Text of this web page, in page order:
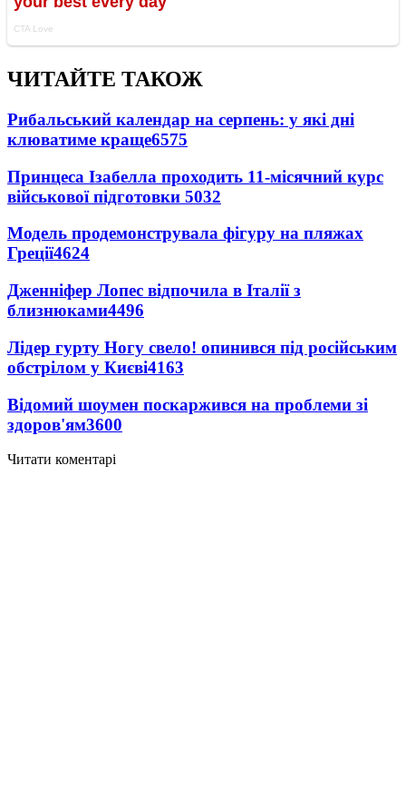
ЧИТАЙТЕ ТАКОЖ
Рибальський календар на серпень: у які дні
клюватиме краще6575
Принцеса Ізабелла проходить 11-місячний курс
військової підготовки 5032
Модель продемонструвала фігуру на пляжах
Греції4624
Дженніфер Лопес відпочила в Італії з
близнюками4496
Лідер гурту Ногу свело! опинився під російським
обстрілом у Києві4163
Відомий шоумен поскаржився на проблеми зі
здоров'ям3600
Читати коментарі